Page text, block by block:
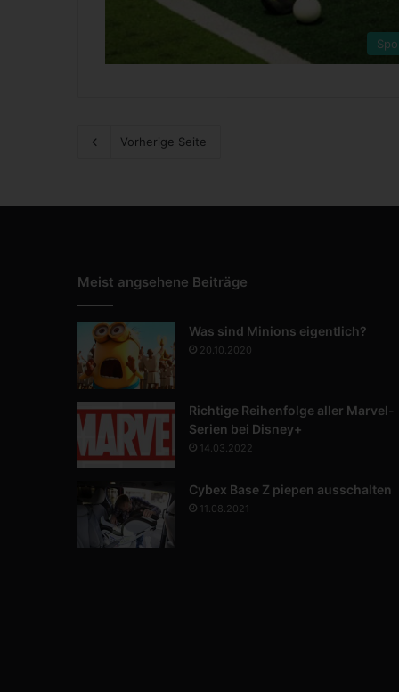
Vorherige Seite
Meist angsehene Beiträge
Was sind Minions eigentlich?
20.10.2020
Richtige Reihenfolge aller Marvel-
Serien bei Disney+
14.03.2022
Cybex Base Z piepen ausschalten
11.08.2021